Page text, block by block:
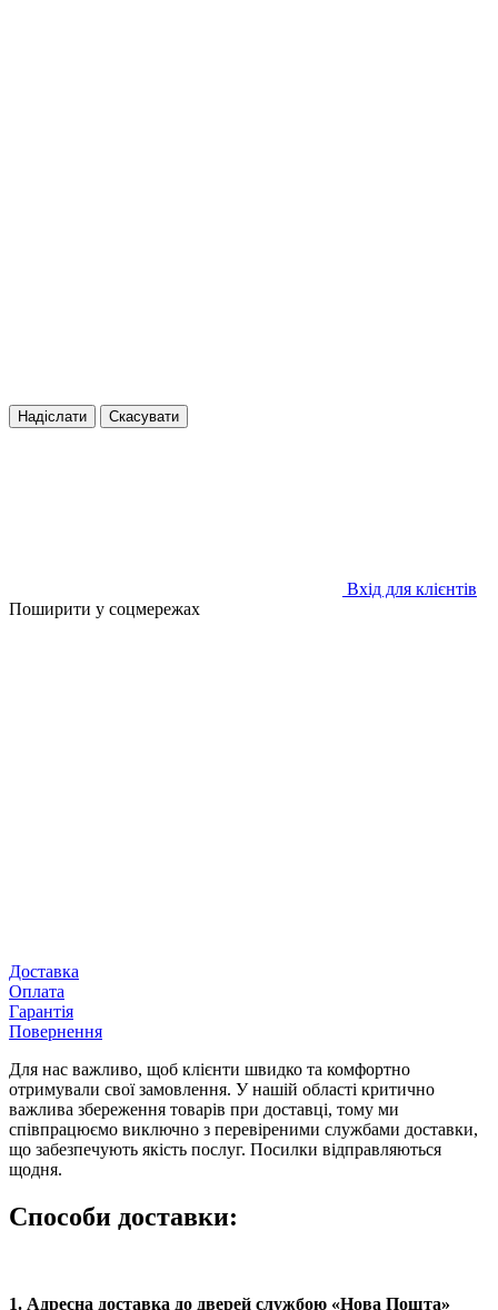
Надіслати Скасувати
Вхід для клієнтів
Поширити у соцмережах
Доставка
Оплата
Гарантія
Повернення
Для нас важливо, щоб клієнти швидко та комфортно
отримували свої замовлення. У нашій області критично
важлива збереження товарів при доставці, тому ми
співпрацюємо виключно з перевіреними службами доставки,
що забезпечують якість послуг. Посилки відправляються
щодня.
Способи доставки:
1. Адресна доставка до дверей службою «Нова Пошта»